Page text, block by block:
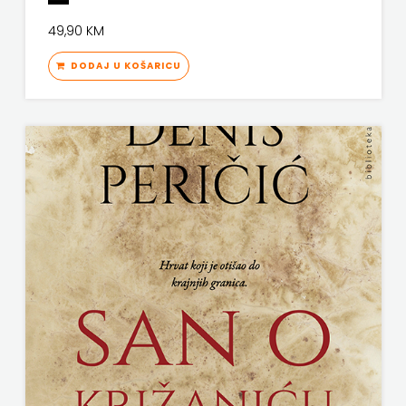
KNJIGA
Telegram
grupa
d.o.o.
TERAPIJA,
ZAGREB
Twins
Company
UDRUGA
49,90 KM
DODAJ U KOŠARICU